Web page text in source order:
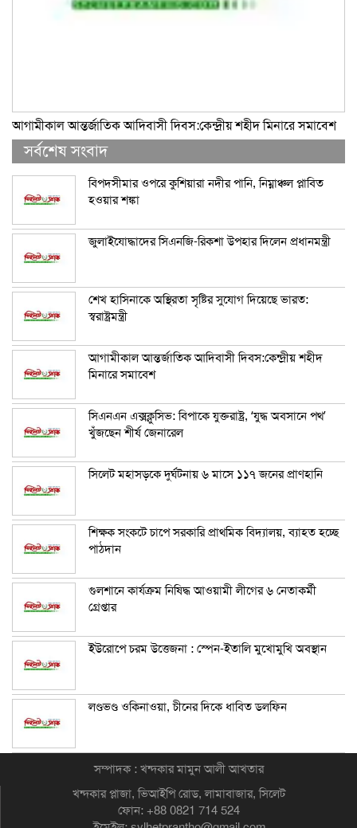
আগামীকাল আন্তর্জাতিক আদিবাসী দিবস:কেন্দ্রীয় শহীদ মিনারে সমাবেশ
সর্বশেষ সংবাদ
বিপদসীমার ওপরে কুশিয়ারা নদীর পানি, নিম্নাঞ্চল প্লাবিত
হওয়ার শঙ্কা
জুলাইযোদ্ধাদের সিএনজি-রিকশা উপহার দিলেন প্রধানমন্ত্রী
শেখ হাসিনাকে অস্থিরতা সৃষ্টির সুযোগ দিয়েছে ভারত:
স্বরাষ্ট্রমন্ত্রী
আগামীকাল আন্তর্জাতিক আদিবাসী দিবস:কেন্দ্রীয় শহীদ
মিনারে সমাবেশ
সিএনএন এক্সক্লুসিভ: বিপাকে যুক্তরাষ্ট্র, ‘যুদ্ধ অবসানে পথ’
খুঁজছেন শীর্ষ জেনারেল
সিলেট মহাসড়কে দুর্ঘটনায় ৬ মাসে ১১৭ জনের প্রাণহানি
শিক্ষক সংকটে চাপে সরকারি প্রাথমিক বিদ্যালয়, ব্যাহত হচ্ছে
পাঠদান
গুলশানে কার্যক্রম নিষিদ্ধ আওয়ামী লীগের ৬ নেতাকর্মী
গ্রেপ্তার
ইউরোপে চরম উত্তেজনা : স্পেন-ইতালি মুখোমুখি অবস্থান
লণ্ডভণ্ড ওকিনাওয়া, চীনের দিকে ধাবিত ডলফিন
সম্পাদক : খন্দকার মামুন আলী আখতার
খন্দকার প্লাজা, ভিআইপি রোড, লামাবাজার, সিলেট
ফোন: +88 0821 714 524